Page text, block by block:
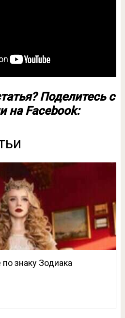
Поделитесь с
на Facebook:
знаку Зодиака